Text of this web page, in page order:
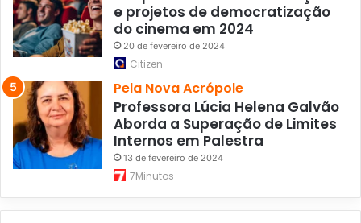
e projetos de democratização
do cinema em 2024
20 de fevereiro de 2024
Citizen
Pela Nova Acrópole
Professora Lúcia Helena Galvão
Aborda a Superação de Limites
Internos em Palestra
13 de fevereiro de 2024
7Minutos